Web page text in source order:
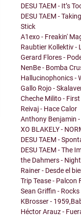
DESU TAEM - It’s
DESU TAEM -
Stick
A1exo - Freakin'
Raubtier Kollektiv -
Gerard Flores -
NenBe - Bomba
Hallucinophonics -
Gallo Rojo -
Cheche Milito -
Reivaj - Hace Calor
Anthony Benjamin
XO BLAKELY -
DESU TAEM -
DESU TAEM - The
the Dahmers -
Rainer - Desde el
Trip Tease - Palcon
Sean Griffin -
KBrosser -
Héctor Arauz -